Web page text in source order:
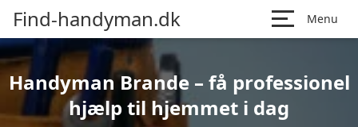
Find-handyman.dk Menu
Handyman Brande – få professionel
hjælp til hjemmet i dag